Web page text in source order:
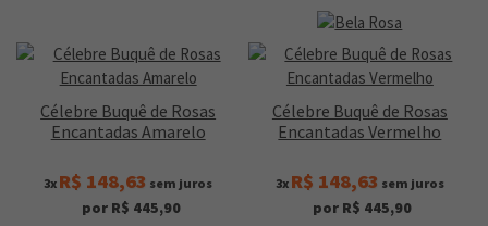
Célebre Buquê de Rosas
Encantadas Amarelo
3x R$ 148,63 sem juros
por R$ 445,90
Célebre Buquê de Rosas
Encantadas Vermelho
3x R$ 148,63 sem juros
por R$ 445,90